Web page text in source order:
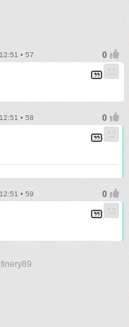
• 57
• 58
• 59